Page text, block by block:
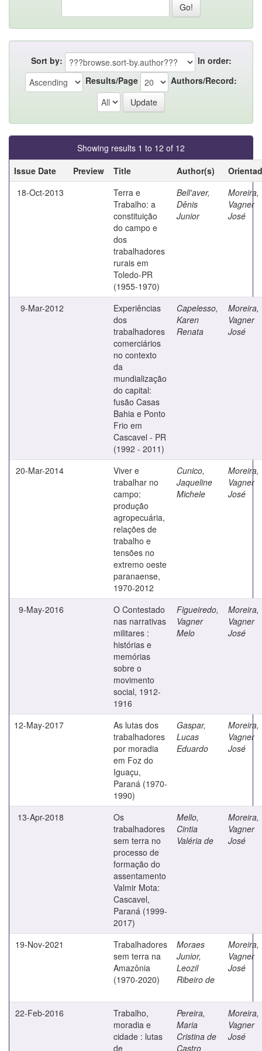
Sort by:
In order:
Results/Page
Authors/Record:
Showing results 1 to 12 of 12
Issue Date
Preview Title Author(s)
18-Oct-2013
Terra e
Trabalho: a
constituição
do campo e
dos
trabalhadores
rurais em
Toledo-PR
(1955-1970)
Bell'aver,
Dênis
Junior
Moreira,
Vagner
José
9-Mar-2012
Experiências
dos
trabalhadores
comerciários
no contexto
da
mundialização
do capital:
fusão Casas
Bahia e Ponto
Frio em
Cascavel - PR
(1992 - 2011)
Capelesso,
Karen
Renata
Moreira,
Vagner
José
20-Mar-2014
Viver e
trabalhar no
campo:
produção
agropecuária,
relações de
trabalho e
tensões no
extremo oeste
paranaense,
1970-2012
Cunico,
Jaqueline
Michele
Moreira,
Vagner
José
9-May-2016
O Contestado
nas narrativas
militares :
histórias e
memórias
sobre o
movimento
social, 1912-
1916
Figueiredo,
Vagner
Melo
Moreira,
Vagner
José
12-May-2017
As lutas dos
trabalhadores
por moradia
em Foz do
Iguaçu,
Paraná (1970-
1990)
Gaspar,
Lucas
Eduardo
Moreira,
Vagner
José
13-Apr-2018
Os
trabalhadores
sem terra no
processo de
formação do
assentamento
Valmir Mota:
Cascavel,
Paraná (1999-
2017)
Mello,
Cintia
Valéria de
Moreira,
Vagner
José
19-Nov-2021
Trabalhadores
sem terra na
Amazônia
(1970-2020)
Moraes
Junior,
Leozil
Ribeiro de
Moreira,
Vagner
José
22-Feb-2016
Trabalho,
moradia e
cidade : lutas
de
Pereira,
Maria
Cristina de
Castro
Moreira,
Vagner
José